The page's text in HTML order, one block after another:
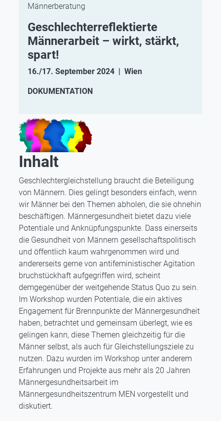
Männerberatung
Geschlechterreflektierte
Männerarbeit – wirkt, stärkt,
spart!
16./17. September 2024 | Wien
DOKUMENTATION
Inhalt
Geschlechtergleichstellung braucht die Beteiligung
von Männern. Dies gelingt besonders einfach, wenn
wir Männer bei den Themen abholen, die sie ohnehin
beschäftigen. Männergesundheit bietet dazu viele
Potentiale und Anknüpfungspunkte. Dass einerseits
die Gesundheit von Männern gesellschaftspolitisch
und öffentlich kaum wahrgenommen wird und
andererseits gerne von antifeministischer Agitation
bruchstückhaft aufgegriffen wird, scheint
demgegenüber der weitgehende Status Quo zu sein.
Im Workshop wurden Potentiale, die ein aktives
Engagement für Brennpunkte der Männergesundheit
haben, betrachtet und gemeinsam überlegt, wie es
gelingen kann, diese Themen gleichzeitig für die
Männer selbst, als auch für Gleichstellungsziele zu
nutzen. Dazu wurden im Workshop unter anderem
Erfahrungen und Projekte aus mehr als 20 Jahren
Männergesundheitsarbeit im
Männergesundheitszentrum MEN vorgestellt und
diskutiert.